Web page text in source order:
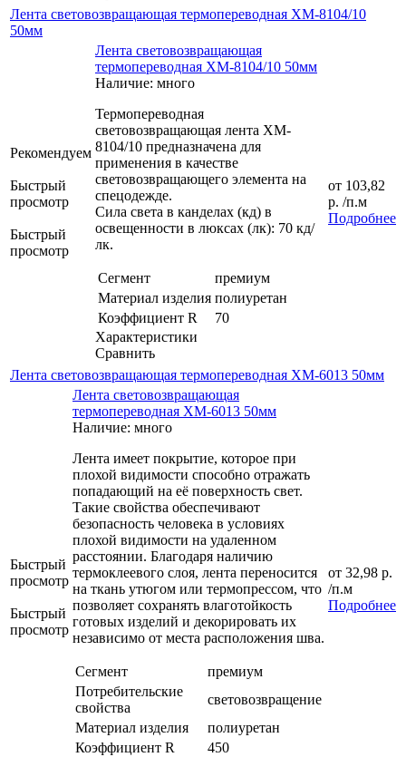
Лента световозвращающая термопереводная XM-8104/10
50мм
Рекомендуем
Быстрый
просмотр
Быстрый
просмотр
Лента световозвращающая
термопереводная XM-8104/10 50мм
Наличие: много
Термопереводная
световозвращающая лента XM-
8104/10 предназначена для
применения в качестве
световозвращающего элемента на
спецодежде.
Сила света в канделах (кд) в
освещенности в люксах (лк): 70 кд/
лк.
Сегмент
премиум
Материал изделия полиуретан
Коэффициент R
70
Характеристики
Сравнить
от 103,82
р. /п.м
Подробнее
Лента световозвращающая термопереводная ХМ-6013 50мм
Быстрый
просмотр
Быстрый
просмотр
Лента световозвращающая
термопереводная ХМ-6013 50мм
Наличие: много
Лента имеет покрытие, которое при
плохой видимости способно отражать
попадающий на её поверхность свет.
Такие свойства обеспечивают
безопасность человека в условиях
плохой видимости на удаленном
расстоянии. Благодаря наличию
термоклеевого слоя, лента переносится
на ткань утюгом или термопрессом, что
позволяет сохранять влаготойкость
готовых изделий и декорировать их
независимо от места расположения шва.
Сегмент
премиум
Потребительские
свойства
световозвращение
Материал изделия
полиуретан
Коэффициент R
450
от 32,98 р.
/п.м
Подробнее